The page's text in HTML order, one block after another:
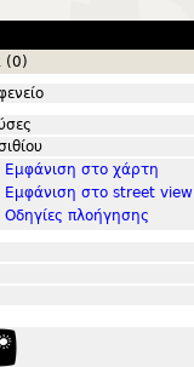
(0)
Εμφάνιση στο χάρτη
Εμφάνιση στο street view
Οδηγίες πλοήγησης